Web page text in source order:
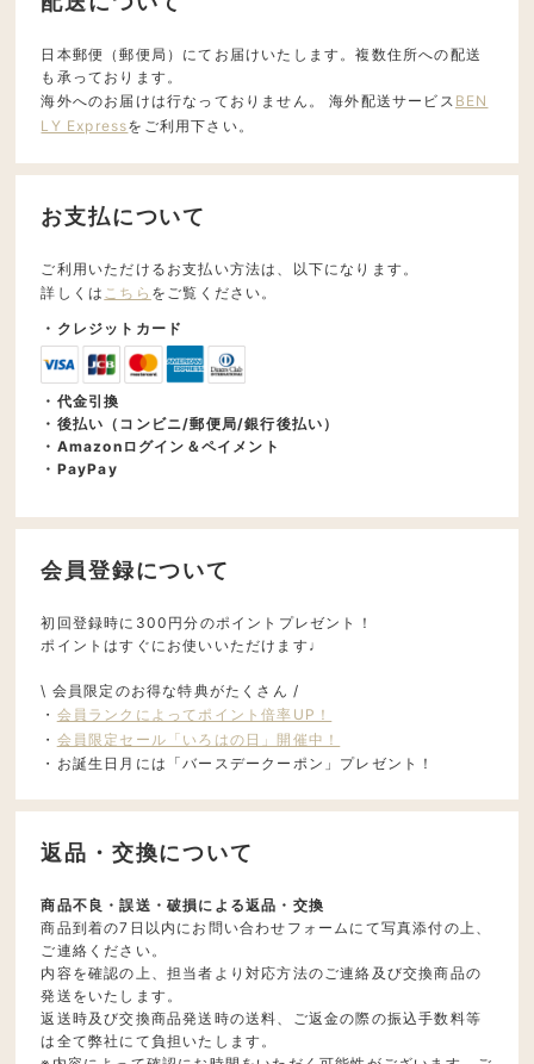
日本郵便（郵便局）にてお届けいたします。複数住所への配送
も承っております。
海外へのお届けは行なっておりません。 海外配送サービス BEN
LY Expressをご利用下さい。
お支払について
ご利用いただけるお支払い方法は、以下になります。
詳しくは こちら をご覧ください。
・クレジットカード
・代金引換
・後払い（コンビニ/郵便局/銀行後払い）
・Amazonログイン＆ペイメント
・PayPay
会員登録について
初回登録時に300円分のポイントプレゼント！
ポイントはすぐにお使いいただけます♩
\ 会員限定のお得な特典がたくさん /
・ 会員ランクによってポイント倍率UP！
・ 会員限定セール「いろはの日」開催中！
・お誕生日月には「バースデークーポン」プレゼント！
返品・交換について
商品不良・誤送・破損による返品・交換
商品到着の7日以内にお問い合わせフォームにて写真添付の上、
ご連絡ください。
内容を確認の上、担当者より対応方法のご連絡及び交換商品の
発送をいたします。
返送時及び交換商品発送時の送料、ご返金の際の振込手数料等
は全て弊社にて負担いたします。